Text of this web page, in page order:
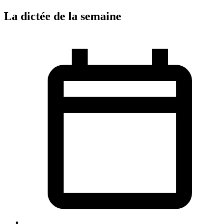
La dictée de la semaine